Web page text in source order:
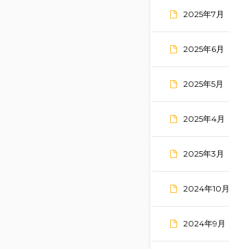
2025年7月
2025年6月
2025年5月
2025年4月
2025年3月
2024年10月
2024年9月